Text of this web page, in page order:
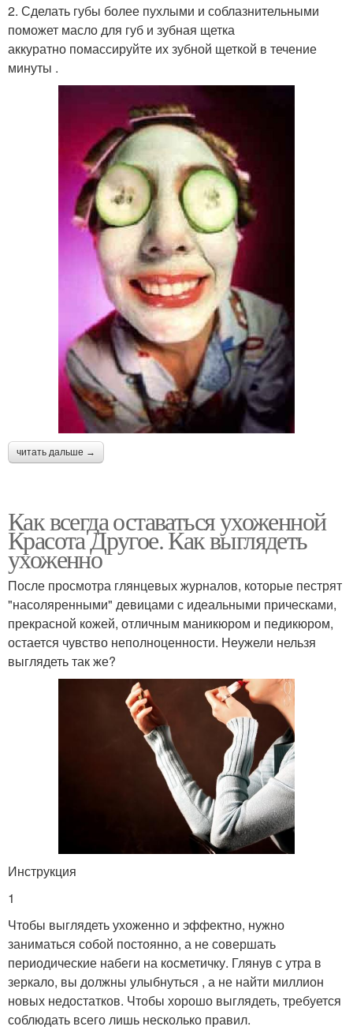
2. Сделать губы более пухлыми и соблазнительными
поможет масло для губ и зубная щетка
аккуратно помассируйте их зубной щеткой в течение
минуты .
читать дальше →
Как всегда оставаться ухоженной
Красота Другое. Как выглядеть
ухоженно
После просмотра глянцевых журналов, которые пестрят
"насоляренными" девицами с идеальными прическами,
прекрасной кожей, отличным маникюром и педикюром,
остается чувство неполноценности. Неужели нельзя
выглядеть так же?
Инструкция
1
Чтобы выглядеть ухоженно и эффектно, нужно
заниматься собой постоянно, а не совершать
периодические набеги на косметичку. Глянув с утра в
зеркало, вы должны улыбнуться , а не найти миллион
новых недостатков. Чтобы хорошо выглядеть, требуется
соблюдать всего лишь несколько правил.